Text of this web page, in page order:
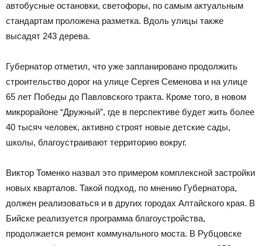
автобусные остановки, светофоры, по самым актуальным
стандартам проложена разметка. Вдоль улицы также
высадят 243 дерева.
Губернатор отметил, что уже запланировано продолжить
строительство дорог на улице Сергея Семенова и на улице
65 лет Победы до Павловского тракта. Кроме того, в новом
микрорайоне “Дружный”, где в перспективе будет жить более
40 тысяч человек, активно строят новые детские сады,
школы, благоустраивают территорию вокруг.
Виктор Томенко назвал это примером комплексной застройки
новых кварталов. Такой подход, по мнению Губернатора,
должен реализоваться и в других городах Алтайского края. В
Бийске реализуется программа благоустройства,
продолжается ремонт коммунального моста. В Рубцовске